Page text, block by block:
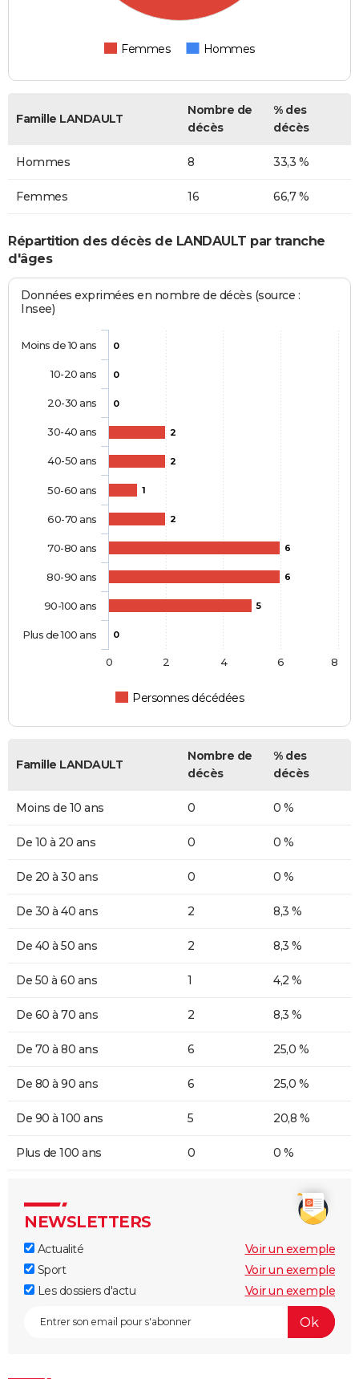
Femmes Hommes
Famille LANDAULT
Nombre de
décès
% des
décès
Hommes 8 33,3 %
Femmes 16 66,7 %
Répartition des décès de LANDAULT par tranche
d'âges
Données exprimées en nombre de décès (source :
Insee)
0
0
0
2
2
1
2
6
6
5
0
Personnes décédées
Moins de 10 ans
10-20 ans
20-30 ans
30-40 ans
40-50 ans
50-60 ans
60-70 ans
70-80 ans
80-90 ans
90-100 ans
Plus de 100 ans
0 2 4 6 8
Famille LANDAULT
Nombre de
décès
% des
décès
Moins de 10 ans 0 0 %
De 10 à 20 ans 0 0 %
De 20 à 30 ans 0 0 %
De 30 à 40 ans 2 8,3 %
De 40 à 50 ans 2 8,3 %
De 50 à 60 ans 1 4,2 %
De 60 à 70 ans 2 8,3 %
De 70 à 80 ans 6 25,0 %
De 80 à 90 ans 6 25,0 %
De 90 à 100 ans 5 20,8 %
Plus de 100 ans 0 0 %
NEWSLETTERS
Actualité
Voir un exemple
Sport
Voir un exemple
Les dossiers d'actu
Voir un exemple